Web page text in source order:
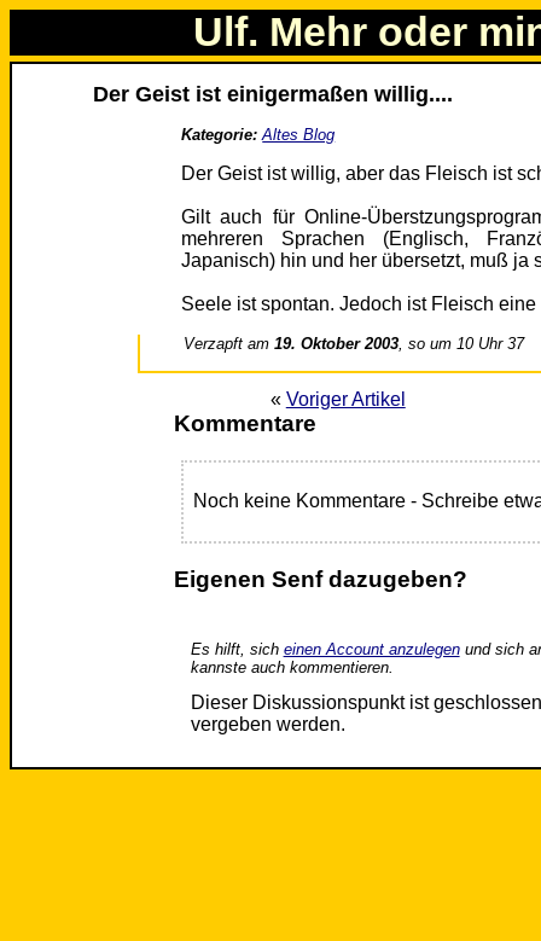
Ulf. Mehr oder
Der Geist ist einigermaßen willig....
Kategorie: Altes Blog
Der Geist ist willig, aber das Fleisch ist
Gilt auch für Online-
mehreren Sprachen (Englisch,
Japanisch) hin und her übersetzt, muß ja
Seele ist spontan. Jedoch ist Fleisch
Verzapft am19. Oktober 2003, so um 10 Uhr 37
« Voriger Artikel
Kommentare
Noch keine Kommentare - Schreibe
Eigenen Senf dazugeben?
Es hilft, sich einen Account anzulegenund sich
kannste auch kommentieren.
Dieser Diskussionspunkt ist
vergeben werden.